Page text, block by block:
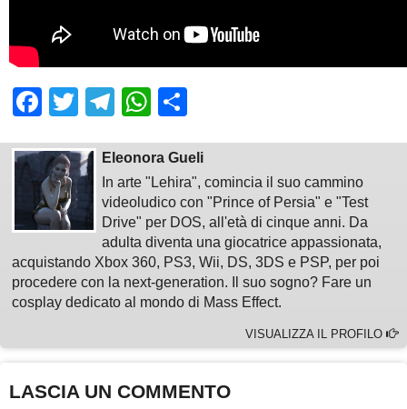
Facebook
TwitterTelegram
WhatsApp
Eleonora Gueli
In arte "Lehira", comincia il suo cammino
videoludico con "Prince of Persia" e "Test
Drive" per DOS, all'età di cinque anni. Da
adulta diventa una giocatrice appassionata,
acquistando Xbox 360, PS3, Wii, DS, 3DS e PSP, per poi
procedere con la next-generation. Il suo sogno? Fare un
cosplay dedicato al mondo di Mass Effect.
VISUALIZZA IL PROFILO
LASCIA UN COMMENTO